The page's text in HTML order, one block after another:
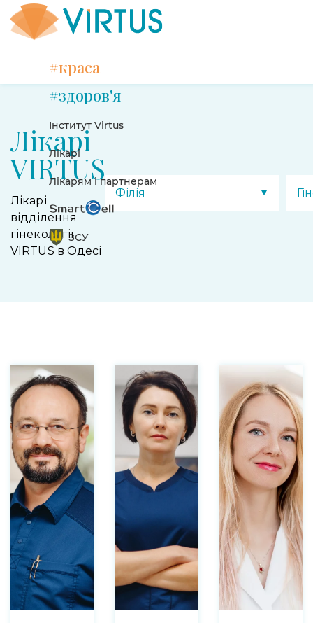
#краса
#здоров'я
Інститут Virtus
Лікарі
Лікарям і партнерам
ЗСУ
Лікарі
VIRTUS
Лікарі
відділення
гінекології
VIRTUS в Одесі
Філія